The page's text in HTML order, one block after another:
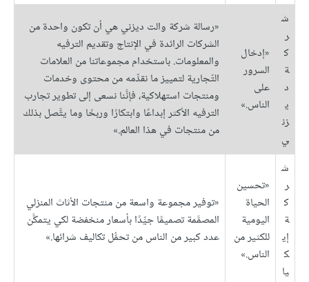
ش
ر
ك
ة
د
ي
زن
ي
«إدخال
السرور
على
الناس.»
«رسالة شركة والت ديزني هي أن تكون واحدة من
الشركات الرائدة في الإنتاج وتقديم الترفيه
والمعلومات. باستخدام مجموعاتنا من العلامات
التّجارية لتمييز ما نقدِّمه من محتوى وخدمات
ومنتجات استهلاكية، فإنَّنا نسعى إلى تطوير تجارب
الترفيه الأكثر إبداعًا وابتكارًا وربحًا وما يتَّصل بذلك
من منتجات في هذا العالم.»
ش
ر
ك
ة
إي
ك
يا
«تحسين
الحياة
اليومية
للكثير من
الناس.»
«توفير مجموعة واسعة من منتجات الأثاث المنزلي
المصمَّمة تصميمًا جيِّدًا بأسعار منخفضة لكي يتمكَّن
عدد كبير من الناس من تحمُّل تكاليف شرائها.»